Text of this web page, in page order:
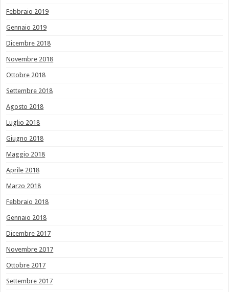
Febbraio 2019
Gennaio 2019
Dicembre 2018
Novembre 2018
Ottobre 2018
Settembre 2018
Agosto 2018
Luglio 2018
Giugno 2018
Maggio 2018
Aprile 2018
Marzo 2018
Febbraio 2018
Gennaio 2018
Dicembre 2017
Novembre 2017
Ottobre 2017
Settembre 2017